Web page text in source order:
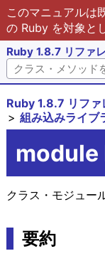
このマニュアルは
の Ruby を対象と
Ruby 1.8.7 リファ
Ruby 1.8.7 リファ
組み込みライブ
module
クラス・モジュー
要約